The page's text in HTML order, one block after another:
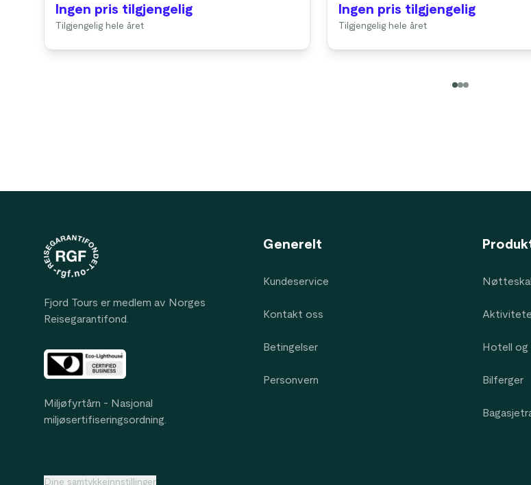
Ingen pris tilgjengelig
Tilgjengelig hele året
Ingen pris tilgjengelig
Tilgjengelig hele året
Fjord Tours er medlem av Norges
Reisegarantifond.
Miljøfyrtårn - Nasjonal
miljøsertifiseringsordning.
Generelt
Kundeservice
Kontakt oss
Betingelser
Personvern
Hotell
Bilferger
Dine samtykkeinnstillinger